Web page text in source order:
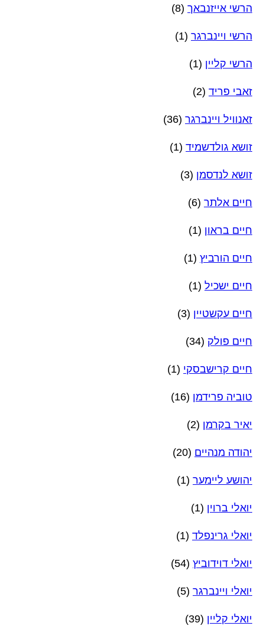
הרשי אייזנבאך (8)
הרשי ויינברגר (1)
הרשי קליין (1)
זאבי פריד (2)
זאנוויל ויינברגר (36)
זושא גולדשמיד (1)
זושא לנדסמן (3)
חיים אלתר (6)
חיים בראון (1)
חיים הורביץ (1)
חיים ישכיל (1)
חיים עקשטיין (3)
חיים פולק (34)
חיים קרישבסקי (1)
טוביה פרידמן (16)
יאיר בקרמן (2)
יהודה מנהיים (20)
יהושע ליימער (1)
יואלי ברוין (1)
יואלי גרינפלד (1)
יואלי דוידוביץ (54)
יואלי ויינברגר (5)
יואלי קליין (39)